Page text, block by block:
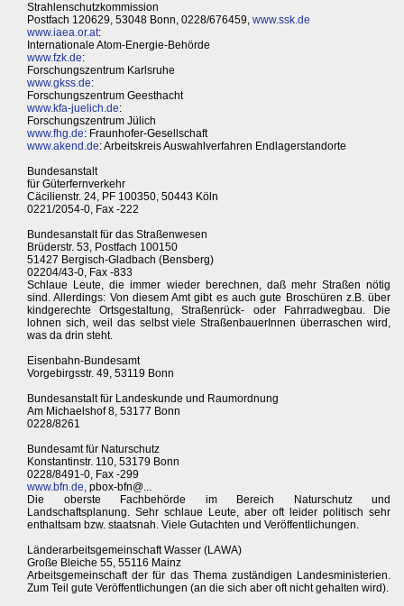
Strahlenschutzkommission
Postfach 120629, 53048 Bonn, 0228/676459, www.ssk.de
www.iaea.or.at:
Internationale Atom-Energie-Behörde
www.fzk.de:
Forschungszentrum Karlsruhe
www.gkss.de:
Forschungszentrum Geesthacht
www.kfa-juelich.de:
Forschungszentrum Jülich
www.fhg.de: Fraunhofer-Gesellschaft
www.akend.de: Arbeitskreis Auswahlverfahren Endlagerstandorte
Bundesanstalt
für Güterfernverkehr
Cäcilienstr. 24, PF 100350, 50443 Köln
0221/2054-0, Fax -222
Bundesanstalt für das Straßenwesen
Brüderstr. 53, Postfach 100150
51427 Bergisch-Gladbach (Bensberg)
02204/43-0, Fax -833
Schlaue Leute, die immer wieder berechnen, daß mehr Straßen nötig
sind. Allerdings: Von diesem Amt gibt es auch gute Broschüren z.B. über
kindgerechte Ortsgestaltung, Straßenrück- oder Fahrradwegbau. Die
lohnen sich, weil das selbst viele StraßenbauerInnen überraschen wird,
was da drin steht.
Eisenbahn-Bundesamt
Vorgebirgsstr. 49, 53119 Bonn
Bundesanstalt für Landeskunde und Raumordnung
Am Michaelshof 8, 53177 Bonn
0228/8261
Bundesamt für Naturschutz
Konstantinstr. 110, 53179 Bonn
0228/8491-0, Fax -299
www.bfn.de, pbox-bfn@...
Die oberste Fachbehörde im Bereich Naturschutz und
Landschaftsplanung. Sehr schlaue Leute, aber oft leider politisch sehr
enthaltsam bzw. staatsnah. Viele Gutachten und Veröffentlichungen.
Länderarbeitsgemeinschaft Wasser (LAWA)
Große Bleiche 55, 55116 Mainz
Arbeitsgemeinschaft der für das Thema zuständigen Landesministerien.
Zum Teil gute Veröffentlichungen (an die sich aber oft nicht gehalten wird).